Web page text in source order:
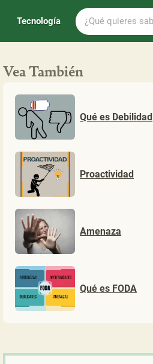
Tecnología
¿Qué
quieres
saber
Vea También
Qué es Debilidad
Proactividad
Amenaza
Qué es FODA